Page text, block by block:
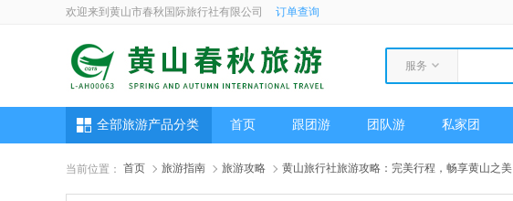
欢迎来到黄山市春秋国际旅行社有限公司 订单查询
服务
全部旅游产品分类 首页 跟团游 团队游 私家团
当前位置： 首页 旅游指南 旅游攻略 黄山旅行社旅游攻略：完美行程，畅享黄山之美